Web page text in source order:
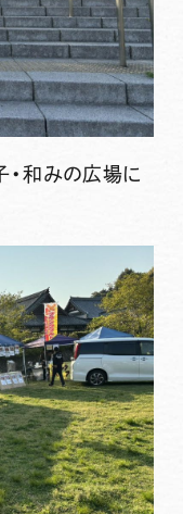
・和みの広場に